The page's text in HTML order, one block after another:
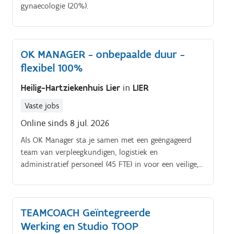
gynaecologie (20%).
OK MANAGER - onbepaalde duur -
flexibel 100%
Heilig-Hartziekenhuis Lier in LIER
Vaste jobs
Online sinds 8 jul. 2026
Als OK Manager sta je samen met een geëngageerd
team van verpleegkundigen, logistiek en
administratief personeel (45 FTE) in voor een veilige,
medisch diensthoofd OK, tussen medewerkers, artsen,
directie en ondersteunende diensten.
TEAMCOACH Geïntegreerde
Werking en Studio TOOP